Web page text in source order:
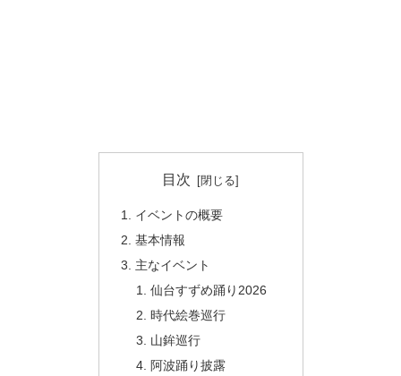
目次
イベントの概要
基本情報
主なイベント
仙台すずめ踊り2026
時代絵巻巡行
山鉾巡行
阿波踊り披露